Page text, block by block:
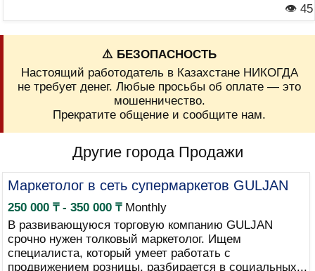
👁 45
⚠️ БЕЗОПАСНОСТЬ
Настоящий работодатель в Казахстане НИКОГДА
не требует денег. Любые просьбы об оплате — это
мошенничество.
Прекратите общение и сообщите нам.
Другие города Продажи
Маркетолог в сеть супермаркетов GULJAN
250 000 ₸ - 350 000 ₸Monthly
В развивающуюся торговую компанию GULJAN
срочно нужен толковый маркетолог. Ищем
специалиста, который умеет работать с
продвижением розницы, разбирается в социальных...